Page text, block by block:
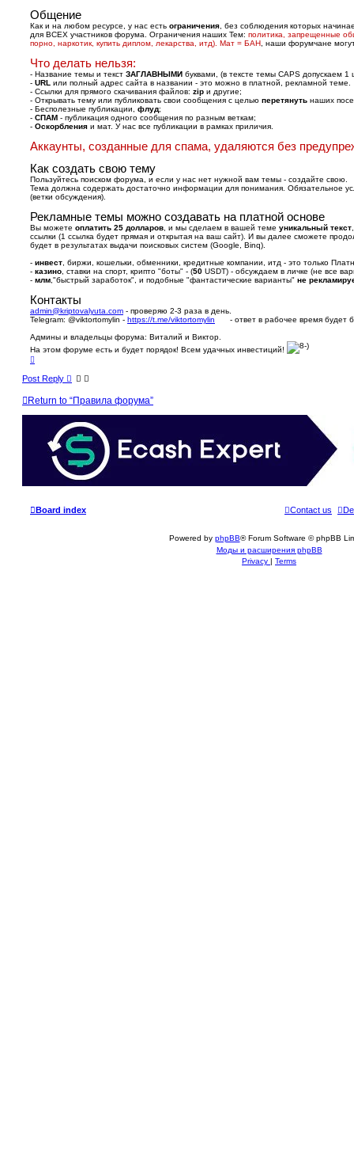
Общение
Как и на любом ресурсе, у нас есть ограничения , без соблюдения которых
для ВСЕХ участников форума. Ограничения наших Тем: политика, запрещенные
порно, наркотик, купить диплом, лекарства, итд). Мат = БАН , наши форумчане
Что делать нельзя:
- Название темы и текст ЗАГЛАВНЫМИ буквами, (в тексте темы CAPS допускаем 1
- URL или полный адрес сайта в названии - это можно в платной, рекламной теме.
- Ссылки для прямого скачивания файлов: zip и другие;
- Открывать тему или публиковать свои сообщения с целью перетянуть наших
- Бесполезные публикации, флуд;
- СПАМ - публикация одного сообщения по разным веткам;
- Оскорбления и мат. У нас все публикации в рамках приличия.
Аккаунты, созданные для спама, удаляются без
Как создать свою тему
Пользуйтесь поиском форума, и если у нас нет нужной вам темы - создайте свою.
Тема должна содержать достаточно информации для понимания. Обязательное
(ветки обсуждения).
Рекламные темы можно создавать на платной основе
Вы можете оплатить 25 долларов , и мы сделаем в вашей теме уникальный текст
ссылки (1 ссылка будет прямая и открытая на ваш сайт). И вы далее сможете
будет в результатах выдачи поисковых систем (Google, Binq).
- инвест , биржи, кошельки, обменники, кредитные компании, итд - это только
- казино , ставки на спорт, крипто "боты" - (50 USDT) - обсуждаем в личке (не все
- млм ,"быстрый заработок", и подобные "фантастические варианты" не
Контакты
admin@kriptovalyuta.com - проверяю 2-3 раза в день.
Telegram: @viktortomylin - https://t.me/viktortomylin
- ответ в рабочее время будет
Админы и владельцы форума: Виталий и Виктор.
На этом форуме есть и будет порядок! Всем удачных инвестиций!
o
p
Post Reply
Return to “Правила форума”
Board index Contact us
Powered by phpBB® Forum Software © phpBB
Моды и расширения phpBB
Privacy | Terms